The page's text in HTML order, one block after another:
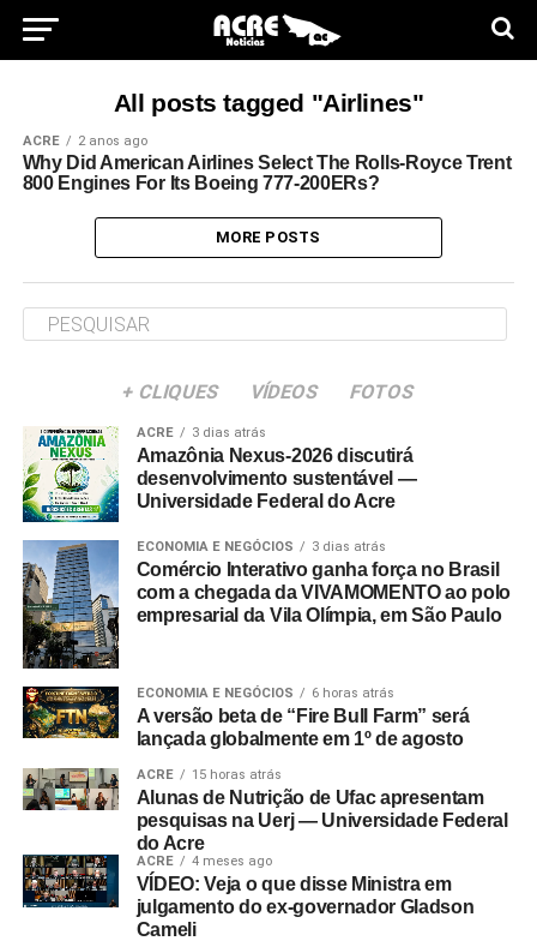
All posts tagged "Airlines"
ACRE 2 anos ago
Why Did American Airlines Select The Rolls-Royce Trent
800 Engines For Its Boeing 777-200ERs?
MORE POSTS
+ CLIQUES VÍDEOS FOTOS
ACRE 3 dias atrás
Amazônia Nexus-2026 discutirá
desenvolvimento sustentável —
Universidade Federal do Acre
ECONOMIA E NEGÓCIOS 3 dias atrás
Comércio Interativo ganha força no Brasil
com a chegada da VIVAMOMENTO ao polo
empresarial da Vila Olímpia, em São Paulo
ECONOMIA E NEGÓCIOS 6 horas atrás
A versão beta de “Fire Bull Farm” será
lançada globalmente em 1º de agosto
ACRE 15 horas atrás
Alunas de Nutrição de Ufac apresentam
pesquisas na Uerj — Universidade Federal
do Acre
ACRE 4 meses ago
VÍDEO: Veja o que disse Ministra em
julgamento do ex-governador Gladson
Cameli